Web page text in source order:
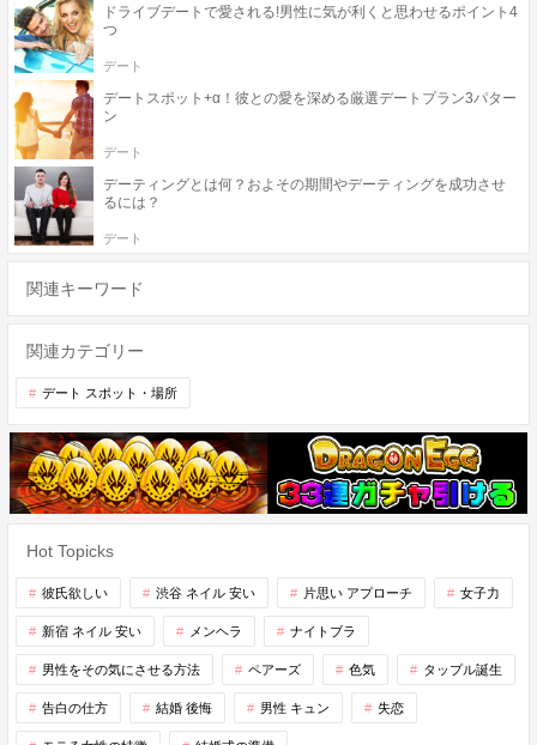
ドライブデートで愛される!男性に気が利くと思わせるポイント4
つ
デート
デートスポット+α！彼との愛を深める厳選デートプラン3パター
ン
デート
デーティングとは何？およその期間やデーティングを成功させ
るには？
デート
関連キーワード
関連カテゴリー
デート スポット・場所
Hot Topicks
彼氏欲しい 渋谷 ネイル 安い 片思い アプローチ 女子力
新宿 ネイル 安い メンヘラ ナイトブラ
男性をその気にさせる方法 ペアーズ 色気 タップル誕生
告白の仕方 結婚 後悔 男性 キュン 失恋